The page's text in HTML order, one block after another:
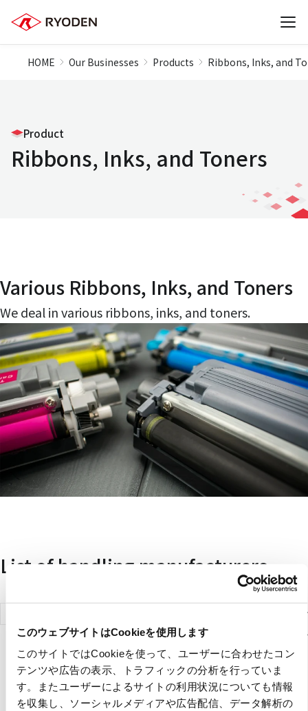
このウェブサイトはCookieを使用します
このサイトではCookieを使って、ユーザーに合わせたコン
テンツや広告の表示、トラフィックの分析を行っていま
す。またユーザーによるサイトの利用状況についても情報
を収集し、ソーシャルメディアや広告配信、データ解析の
HOME Our Businesses Products Ribbons, Inks, and
Product
Ribbons, Inks, and Toners
Various Ribbons, Inks, and Toners
We deal in various ribbons, inks, and toners.
List of handling manufacturers
COMPUTER
CO., LTD.
Marketing
Japan Inc.
Seiko